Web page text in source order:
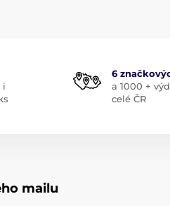
i
6
a 1000 +
celé ČR
mailu